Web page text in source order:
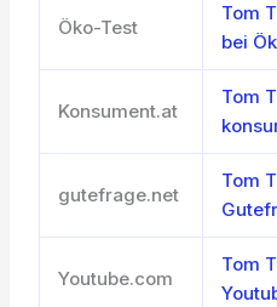
Öko-Test
Tom
bei
Konsument.at
Tom
gutefrage.net
Tom
Youtube.com
Tom